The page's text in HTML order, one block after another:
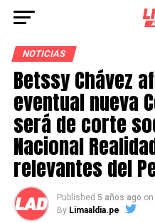
NOTICIAS
Betssy Chávez
eventual nueva
será de corte
Nacional
relevantes del
Published 5 años ago on
By Limaaldia.pe